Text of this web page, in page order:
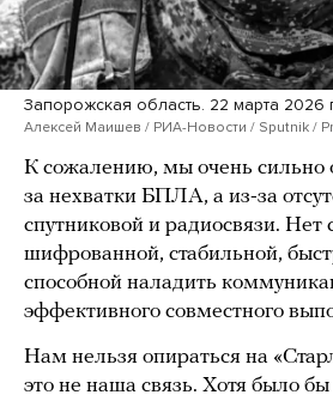
Запорожская область. 22 марта 2026
Алексей Маишев / РИА-Новости / Sputnik /
К сожалению, мы очень сильно
за нехватки БПЛА, а из-за
спутниковой и радиосвязи. Нет
шифрованной, стабильной,
способной наладить
эффективного совместного
Нам нельзя опираться на
это не наша связь. Хотя было